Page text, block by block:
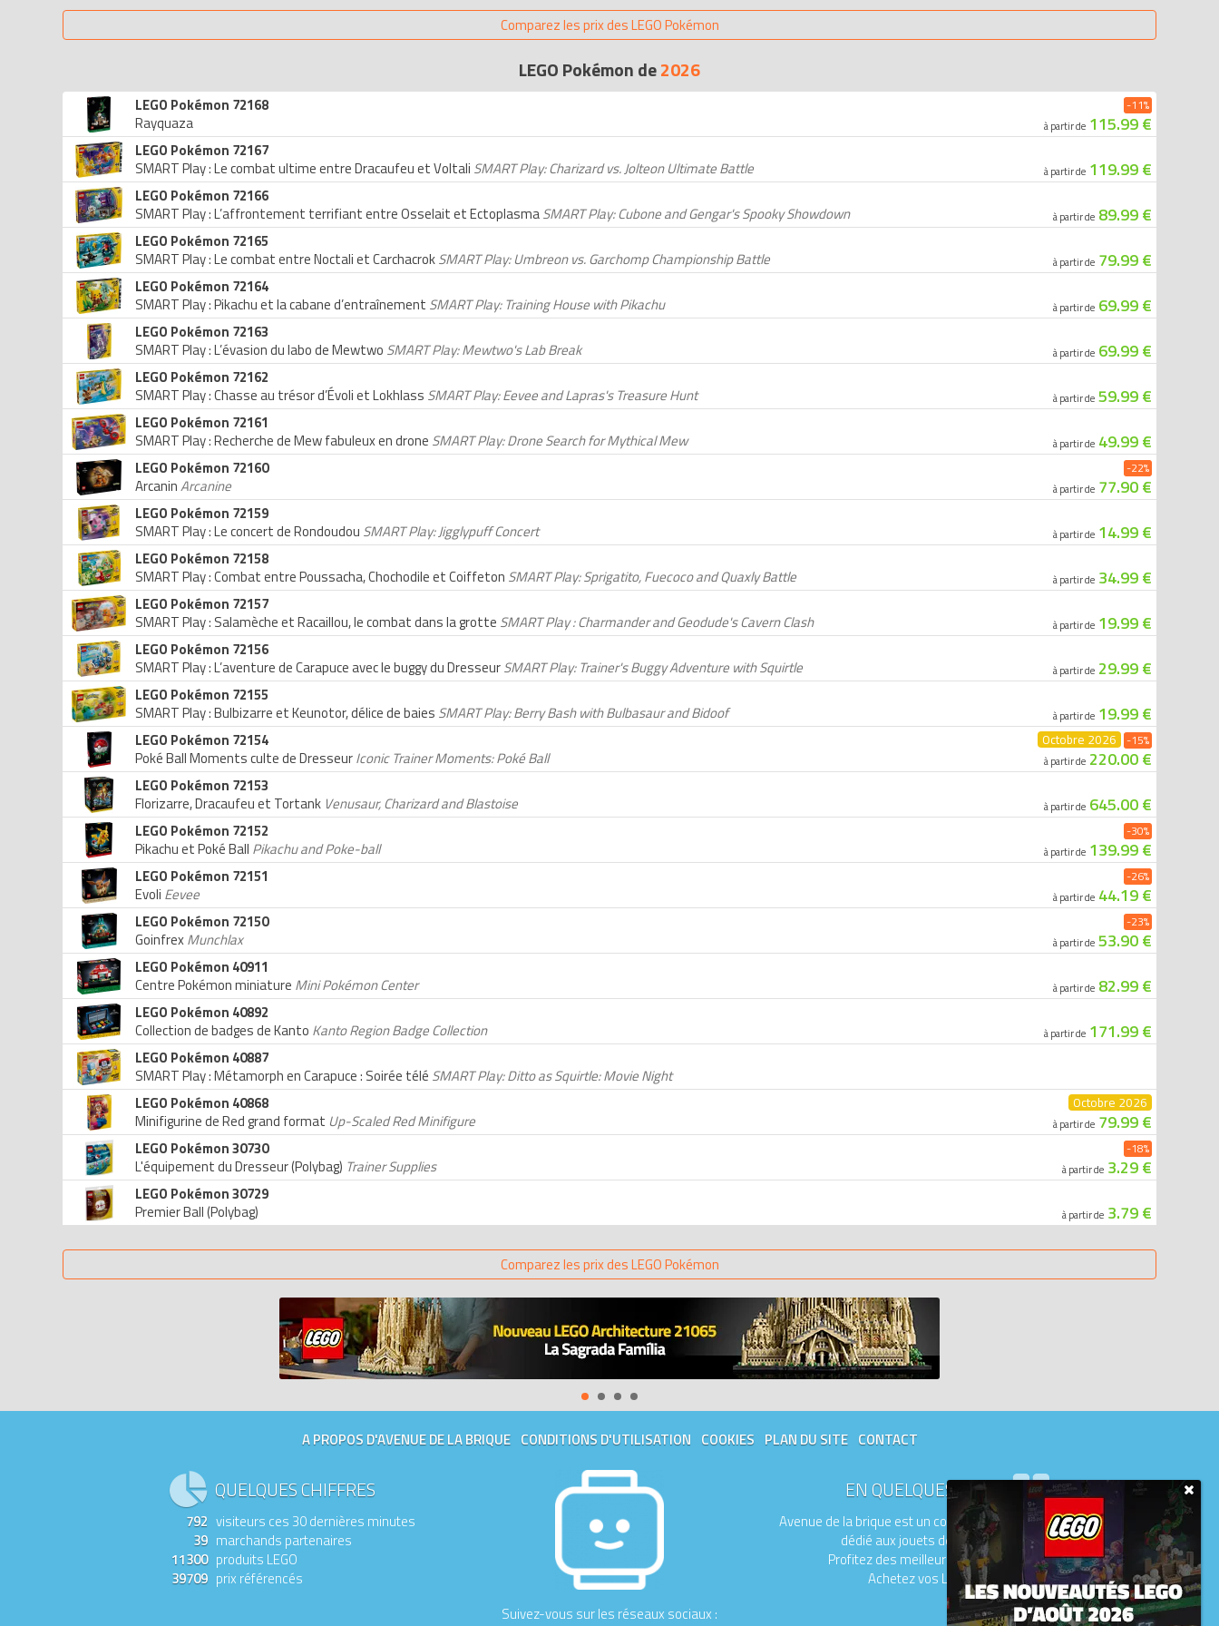
Comparez les prix des LEGO Pokémon
LEGO Pokémon de2026
LEGO Pokémon 72168
Rayquaza
à partir de 115.99 €
-11%
LEGO Pokémon 72167
SMART Play : Le combat ultime entre Dracaufeu et Voltali SMART Play: Charizard vs. Jolteon Ultimate Battle à partir de 119.99 €
LEGO Pokémon 72166
SMART Play : L’affrontement terrifiant entre Osselait et EctoplasmaSMART Play: Cubone and Gengar's Spooky Showdown à partir de 89.99 €
LEGO Pokémon 72165
SMART Play : Le combat entre Noctali et CarchacrokSMART Play: Umbreon vs. Garchomp Championship Battle à partir de 79.99 €
LEGO Pokémon 72164
SMART Play : Pikachu et la cabane d’entraînement SMART Play: Training House with Pikachu à partir de 69.99 €
LEGO Pokémon 72163
SMART Play : L’évasion du labo de Mewtwo SMART Play: Mewtwo's Lab Break à partir de 69.99 €
LEGO Pokémon 72162
SMART Play : Chasse au trésor d’Évoli et Lokhlass SMART Play: Eevee and Lapras's Treasure Hunt à partir de 59.99 €
LEGO Pokémon 72161
SMART Play : Recherche de Mew fabuleux en drone SMART Play: Drone Search for Mythical Mew à partir de 49.99 €
LEGO Pokémon 72160
ArcaninArcanine à partir de 77.90 €
-22%
LEGO Pokémon 72159
SMART Play : Le concert de Rondoudou SMART Play: Jigglypuff Concert à partir de 14.99 €
LEGO Pokémon 72158
SMART Play : Combat entre Poussacha, Chochodile et Coiffeton SMART Play: Sprigatito, Fuecoco and Quaxly Battle à partir de 34.99 €
LEGO Pokémon 72157
SMART Play : Salamèche et Racaillou, le combat dans la grotte SMART Play : Charmander and Geodude's Cavern Clash à partir de 19.99 €
LEGO Pokémon 72156
SMART Play : L’aventure de Carapuce avec le buggy du DresseurSMART Play: Trainer's Buggy Adventure with Squirtle à partir de 29.99 €
LEGO Pokémon 72155
SMART Play : Bulbizarre et Keunotor, délice de baies SMART Play: Berry Bash with Bulbasaur and Bidoof à partir de 19.99 €
LEGO Pokémon 72154
Poké Ball Moments culte de DresseurIconic Trainer Moments: Poké Ball
Octobre 2026
à partir de 220.00 €
-15%
LEGO Pokémon 72153
Florizarre, Dracaufeu et Tortank Venusaur, Charizard and Blastoise à partir de 645.00 €
LEGO Pokémon 72152
Pikachu et Poké Ball Pikachu and Poke-ball à partir de 139.99 €
-30%
LEGO Pokémon 72151
Evoli Eevee à partir de 44.19 €
-26%
LEGO Pokémon 72150
GoinfrexMunchlax à partir de 53.90 €
-23%
LEGO Pokémon 40911
Centre Pokémon miniature Mini Pokémon Center à partir de 82.99 €
LEGO Pokémon 40892
Collection de badges de Kanto Kanto Region Badge Collection à partir de 171.99 €
LEGO Pokémon 40887
SMART Play : Métamorph en Carapuce : Soirée télé SMART Play: Ditto as Squirtle: Movie Night
LEGO Pokémon 40868
Minifigurine de Red grand format Up-Scaled Red Minifigure
Octobre 2026
à partir de 79.99 €
LEGO Pokémon 30730
L'équipement du Dresseur (Polybag) Trainer Supplies à partir de 3.29 €
-18%
LEGO Pokémon 30729
Premier Ball (Polybag)
à partir de 3.79 €
Comparez les prix des LEGO Pokémon
A PROPOS D'AVENUE DE LA BRIQUE CONDITIONS D'UTILISATION COOKIES PLAN DU SITE CONTACT
EN QUELQUES MOTS
Avenue de la brique est un comparateur de prix
dédié aux jouets de la marque LEGO.
Profitez des meilleurs prix du moment.
Achetez vos LEGO moins chers.
QUELQUES CHIFFRES
792 visiteurs ces 30 dernières minutes
39 marchands partenaires
11300 produits LEGO
39709 prix référencés
Suivez-vous sur les réseaux sociaux :